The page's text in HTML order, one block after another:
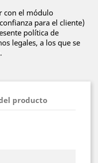
con el módulo
para el cliente)
política de
legales, a los que se
producto